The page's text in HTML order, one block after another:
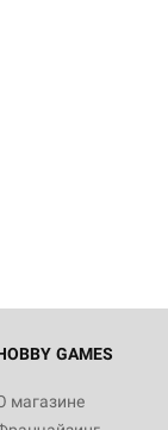
GAMES
магазине